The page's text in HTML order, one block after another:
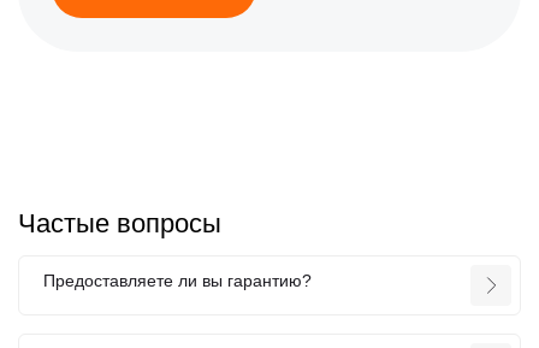
Частые вопросы
Предоставляете ли вы гарантию?